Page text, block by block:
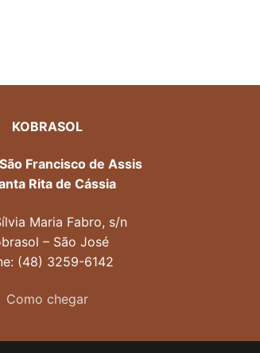
KOBRASOL
Francisco de Assis
Rita de Cássia
Maria Fabro, s/n
– São José
(48) 3259-6142
Como chegar